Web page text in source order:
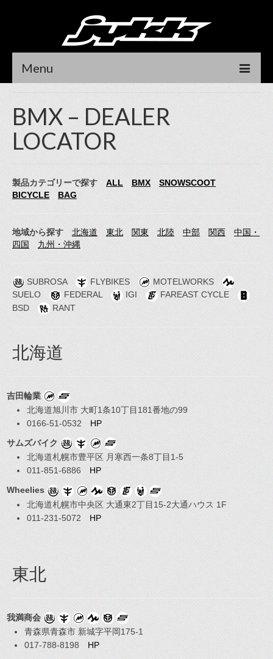
Menu
NEWS
RIDER
DEALER LOCATOR
CONTACT
DEALER LOGIN
オンラインストア
BMX – DEALER
LOCATOR
製品カテゴリーで探す ALL BMX
SNOWSCOOT
BICYCLE
BAG
地域から探す 北海道 東北 関東 北陸 中部 関西
中国・
四国
九州・沖縄
SUBROSA FLYBIKES
MOTELWORKS
SUELO
FEDERAL IGI
FAREAST CYCLE
BSD
RANT
北海道
吉田輪業
北海道旭川市 大町1条10丁目181番地の99
0166-51-0532 HP
サムズバイク
北海道札幌市豊平区 月寒西一条8丁目1-5
011-851-6886 HP
Wheelies
北海道札幌市中央区 大通東2丁目15-2大通ハウス 1F
011-231-5072 HP
東北
我満商会
青森県青森市 新城字平岡175-1
017-788-8198 HP